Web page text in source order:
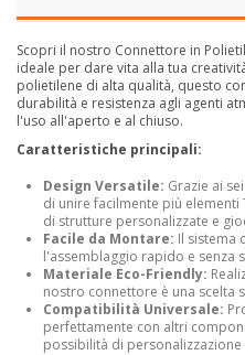
Scopri il nostro Connettore in
ideale per dare vita alla tua
polietilene di alta qualità, questo
durabilità e resistenza agli agenti
l'uso all'aperto e al chiuso.
Caratteristiche principali:
Design Versatile: Grazie ai
di unire facilmente più
di strutture personalizzate e
Facile da Montare: Il sistema
l'assemblaggio rapido e senza
Materiale Eco-Friendly:
nostro connettore è una scelta
Compatibilità Universale:
perfettamente con altri
possibilità di personalizzazione